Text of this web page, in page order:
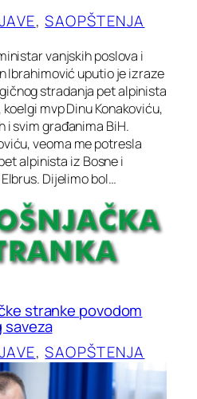
, SAOPŠTENJA
vanjskih poslova i
Ibrahimović uputio je izraze
stradanja pet alpinista
mvp Dinu Konakoviću,
svim građanima BiH.
veoma me potresla
alpinista iz Bosne i
Dijelimo bol…
stranke povodom
saveza
, SAOPŠTENJA